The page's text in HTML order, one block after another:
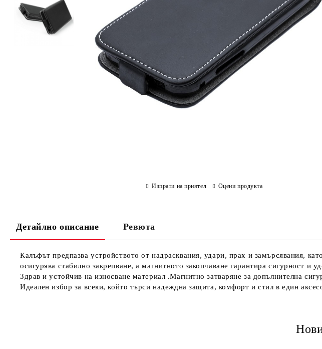
Изпрати на приятел Оцени продукта
Детайлно описание Ревюта
Калъфът предпазва устройството от надрасквания, удари, прах и замърсявания,
осигурява стабилно закрепване, а магнитното закопчаване гарантира сигурност
Здрав и устойчив на износване материал .Магнитно затваряне за допълнителна
Идеален избор за всеки, който търси надеждна защита, комфорт и стил в един